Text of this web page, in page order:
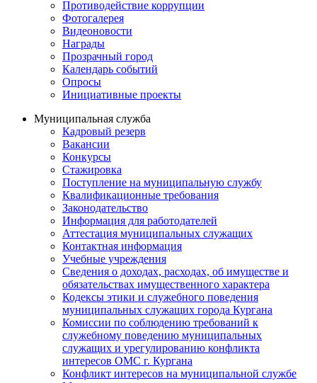
Противодействие коррупции
Фотогалерея
Видеоновости
Награды
Прозрачный город
Календарь событий
Опросы
Инициативные проекты
Муниципальная служба
Кадровый резерв
Вакансии
Конкурсы
Стажировка
Поступление на муниципальную службу
Квалификационные требования
Законодательство
Информация для работодателей
Аттестация муниципальных служащих
Контактная информация
Учебные учреждения
Сведения о доходах, расходах, об имуществе и
обязательствах имущественного характера
Кодексы этики и служебного поведения
муниципальных служащих города Кургана
Комиссии по соблюдению требований к
служебному поведению муниципальных
служащих и урегулированию конфликта
интересов ОМС г. Кургана
Конфликт интересов на муниципальной службе